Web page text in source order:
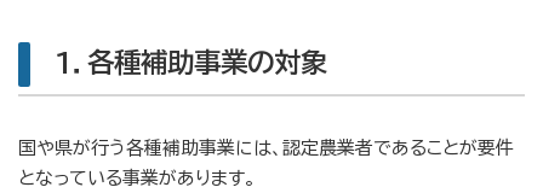
1．各種補助事業の対象
国や県が行う各種補助事業には、認定農業者であることが要件
となっている事業があります。